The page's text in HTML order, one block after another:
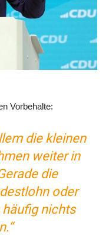
Vorbehalte:
die kleinen
weiter in
die
oder
nichts